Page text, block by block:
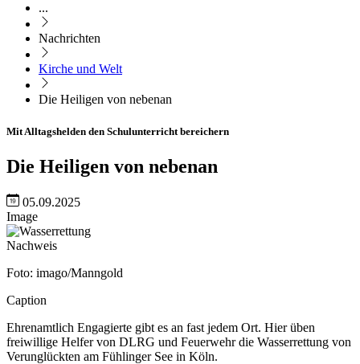
...
Nachrichten
Kirche und Welt
Die Heiligen von nebenan
Mit Alltagshelden den Schulunterricht bereichern
Die Heiligen von nebenan
05.09.2025
Image
Nachweis
Foto: imago/Manngold
Caption
Ehrenamtlich Engagierte gibt es an fast jedem Ort. Hier üben
freiwillige Helfer von DLRG und Feuerwehr die Wasserrettung von
Verunglückten am Fühlinger See in Köln.